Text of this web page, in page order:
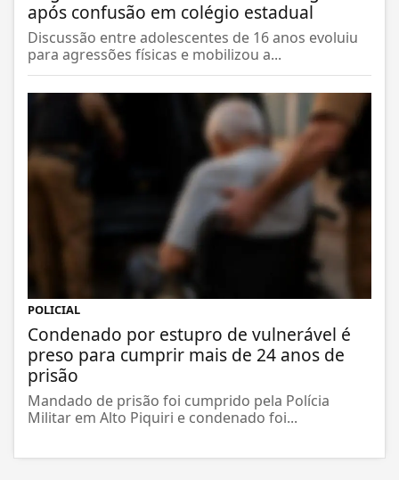
após confusão em colégio estadual
Discussão entre adolescentes de 16 anos evoluiu
para agressões físicas e mobilizou a...
POLICIAL
Condenado por estupro de vulnerável é
preso para cumprir mais de 24 anos de
prisão
Mandado de prisão foi cumprido pela Polícia
Militar em Alto Piquiri e condenado foi...